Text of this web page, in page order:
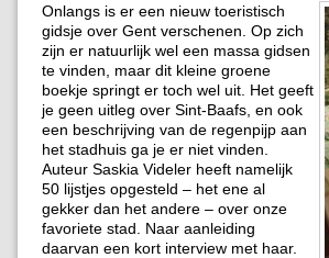
Onlangs is er een nieuw toeristisch
gidsje over Gent verschenen. Op zich
zijn er natuurlijk wel een massa gidsen
te vinden, maar dit kleine groene
boekje springt er toch wel uit. Het geeft
je geen uitleg over Sint-Baafs, en ook
een beschrijving van de regenpijp aan
het stadhuis ga je er niet vinden.
Auteur Saskia Videler heeft namelijk
50 lijstjes opgesteld – het ene al
gekker dan het andere – over onze
favoriete stad. Naar aanleiding
daarvan een kort interview met haar.